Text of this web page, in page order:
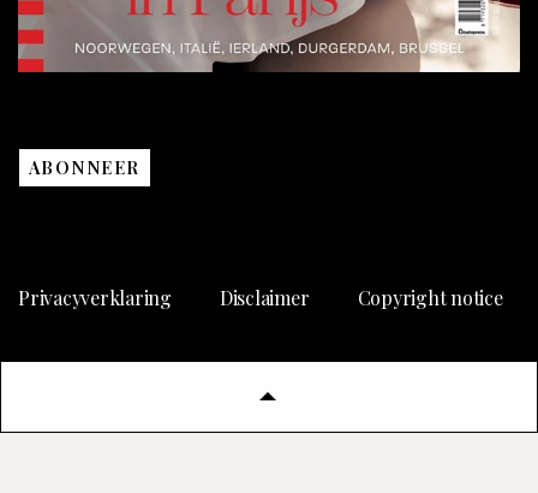
ABONNEER
Privacyverklaring Disclaimer Copyright notice